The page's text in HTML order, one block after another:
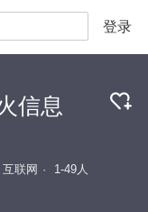
登录
信息
互联网 1-49人